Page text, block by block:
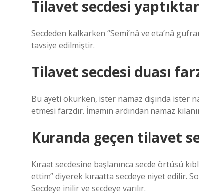
Tilavet secdesi
Secdeden kalkarken “Semi’nâ ve eta’nâ
tavsiye edilmiştir.
Tilavet secdesi duası
Bu ayeti okurken, ister namaz dışında ister
etmesi farzdır. İmamın ardından namaz
Kuranda geçen tilavet
Kıraat secdesine başlanınca secde örtüsü
ettim” diyerek kıraatta secdeye niyet edilir.
Secdeye inilir ve secdeye varılır.